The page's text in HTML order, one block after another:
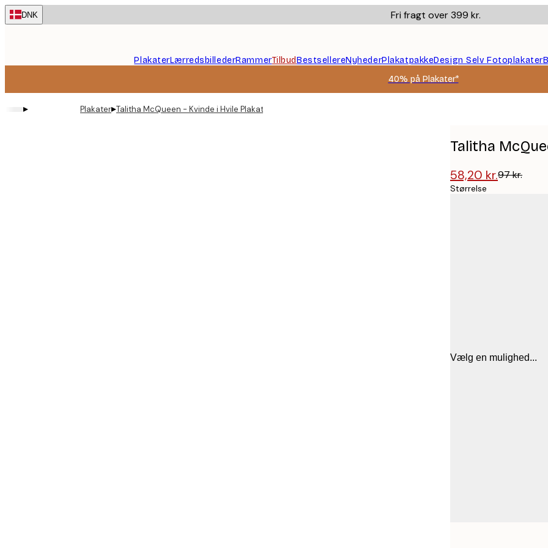
Skip
to
DNK Fri fragt over 399 kr.
PlakaterLærredsbillederRammerTilbudBestsellereNyhederPlakatpakkeDesign Selv Fotoplakater
40% på Plakater*
▸ Plakater▸Talitha McQueen - Kvinde i Hvile Plakat
Talitha
58,20 kr.97 kr.
Størrelse
Vælg en mulighed...